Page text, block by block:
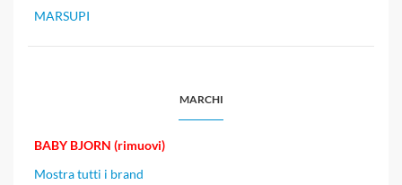
MARSUPI
MARCHI
BABY BJORN (rimuovi)
Mostra tutti i brand